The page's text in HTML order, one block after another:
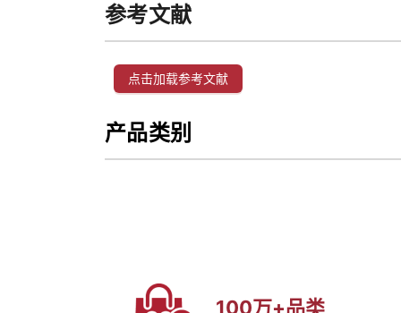
参考文献
点击加载参考文献
产品类别
100万+品类